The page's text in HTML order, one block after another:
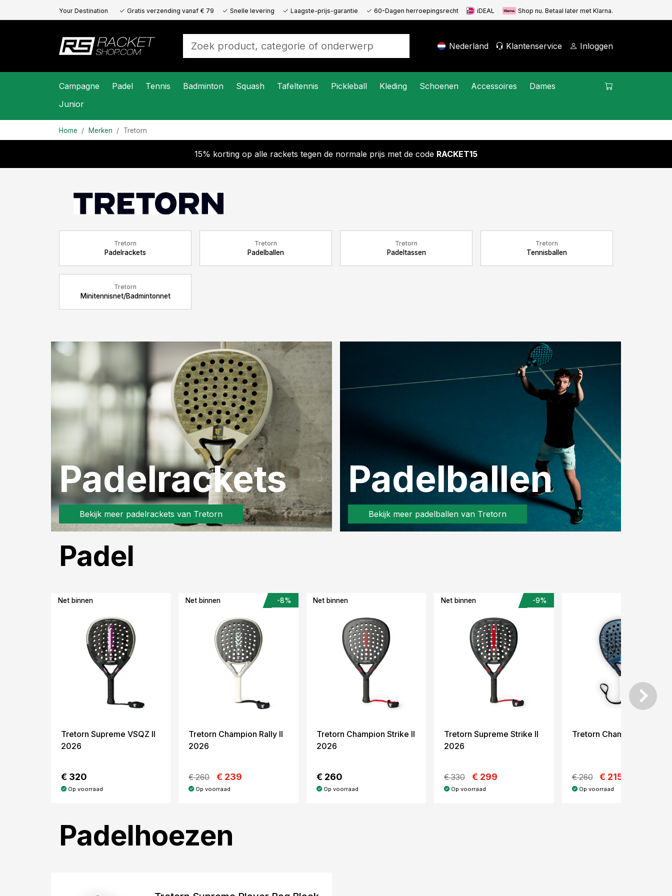
Your Destination
Gratis verzending vanaf € 79 Snelle levering Laagste-prijs-garantie 60-Dagen herroepingsrecht iDEAL Shop nu. Betaal later met Klarna.
Nederland Klantenservice Inloggen
Campagne Padel Tennis Badminton Squash Tafeltennis Pickleball Kleding Schoenen Accessoires
Dames
Junior
Home Merken Tretorn
15% korting op alle rackets tegen de normale prijs met de code RACKET15
Tretorn
Padelrackets
Tretorn
Padelballen
Tretorn
Padeltassen
Tretorn
Tennisballen
Tretorn
Minitennisnet/Badmintonnet
Padelrackets
Bekijk meer padelrackets van Tretorn
Padelballen
Bekijk meer padelballen van Tretorn
Padel
Net binnen
Tretorn Supreme VSQZ II
2026
€ 320
Op voorraad
Net binnen -8%
Tretorn Champion Rally II
2026
€ 260 € 239
Op voorraad
Net binnen
Tretorn Champion Strike II
2026
€ 260
Op voorraad
Net binnen -9%
Tretorn Supreme Strike II
2026
€ 330 € 299
Op voorraad
Tretorn Champion Rally
€ 260 € 215
Op voorraad
Padelhoezen